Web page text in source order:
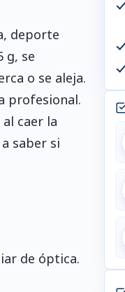
deporte
g, se
o se aleja.
profesional.
caer la
saber si
de óptica.